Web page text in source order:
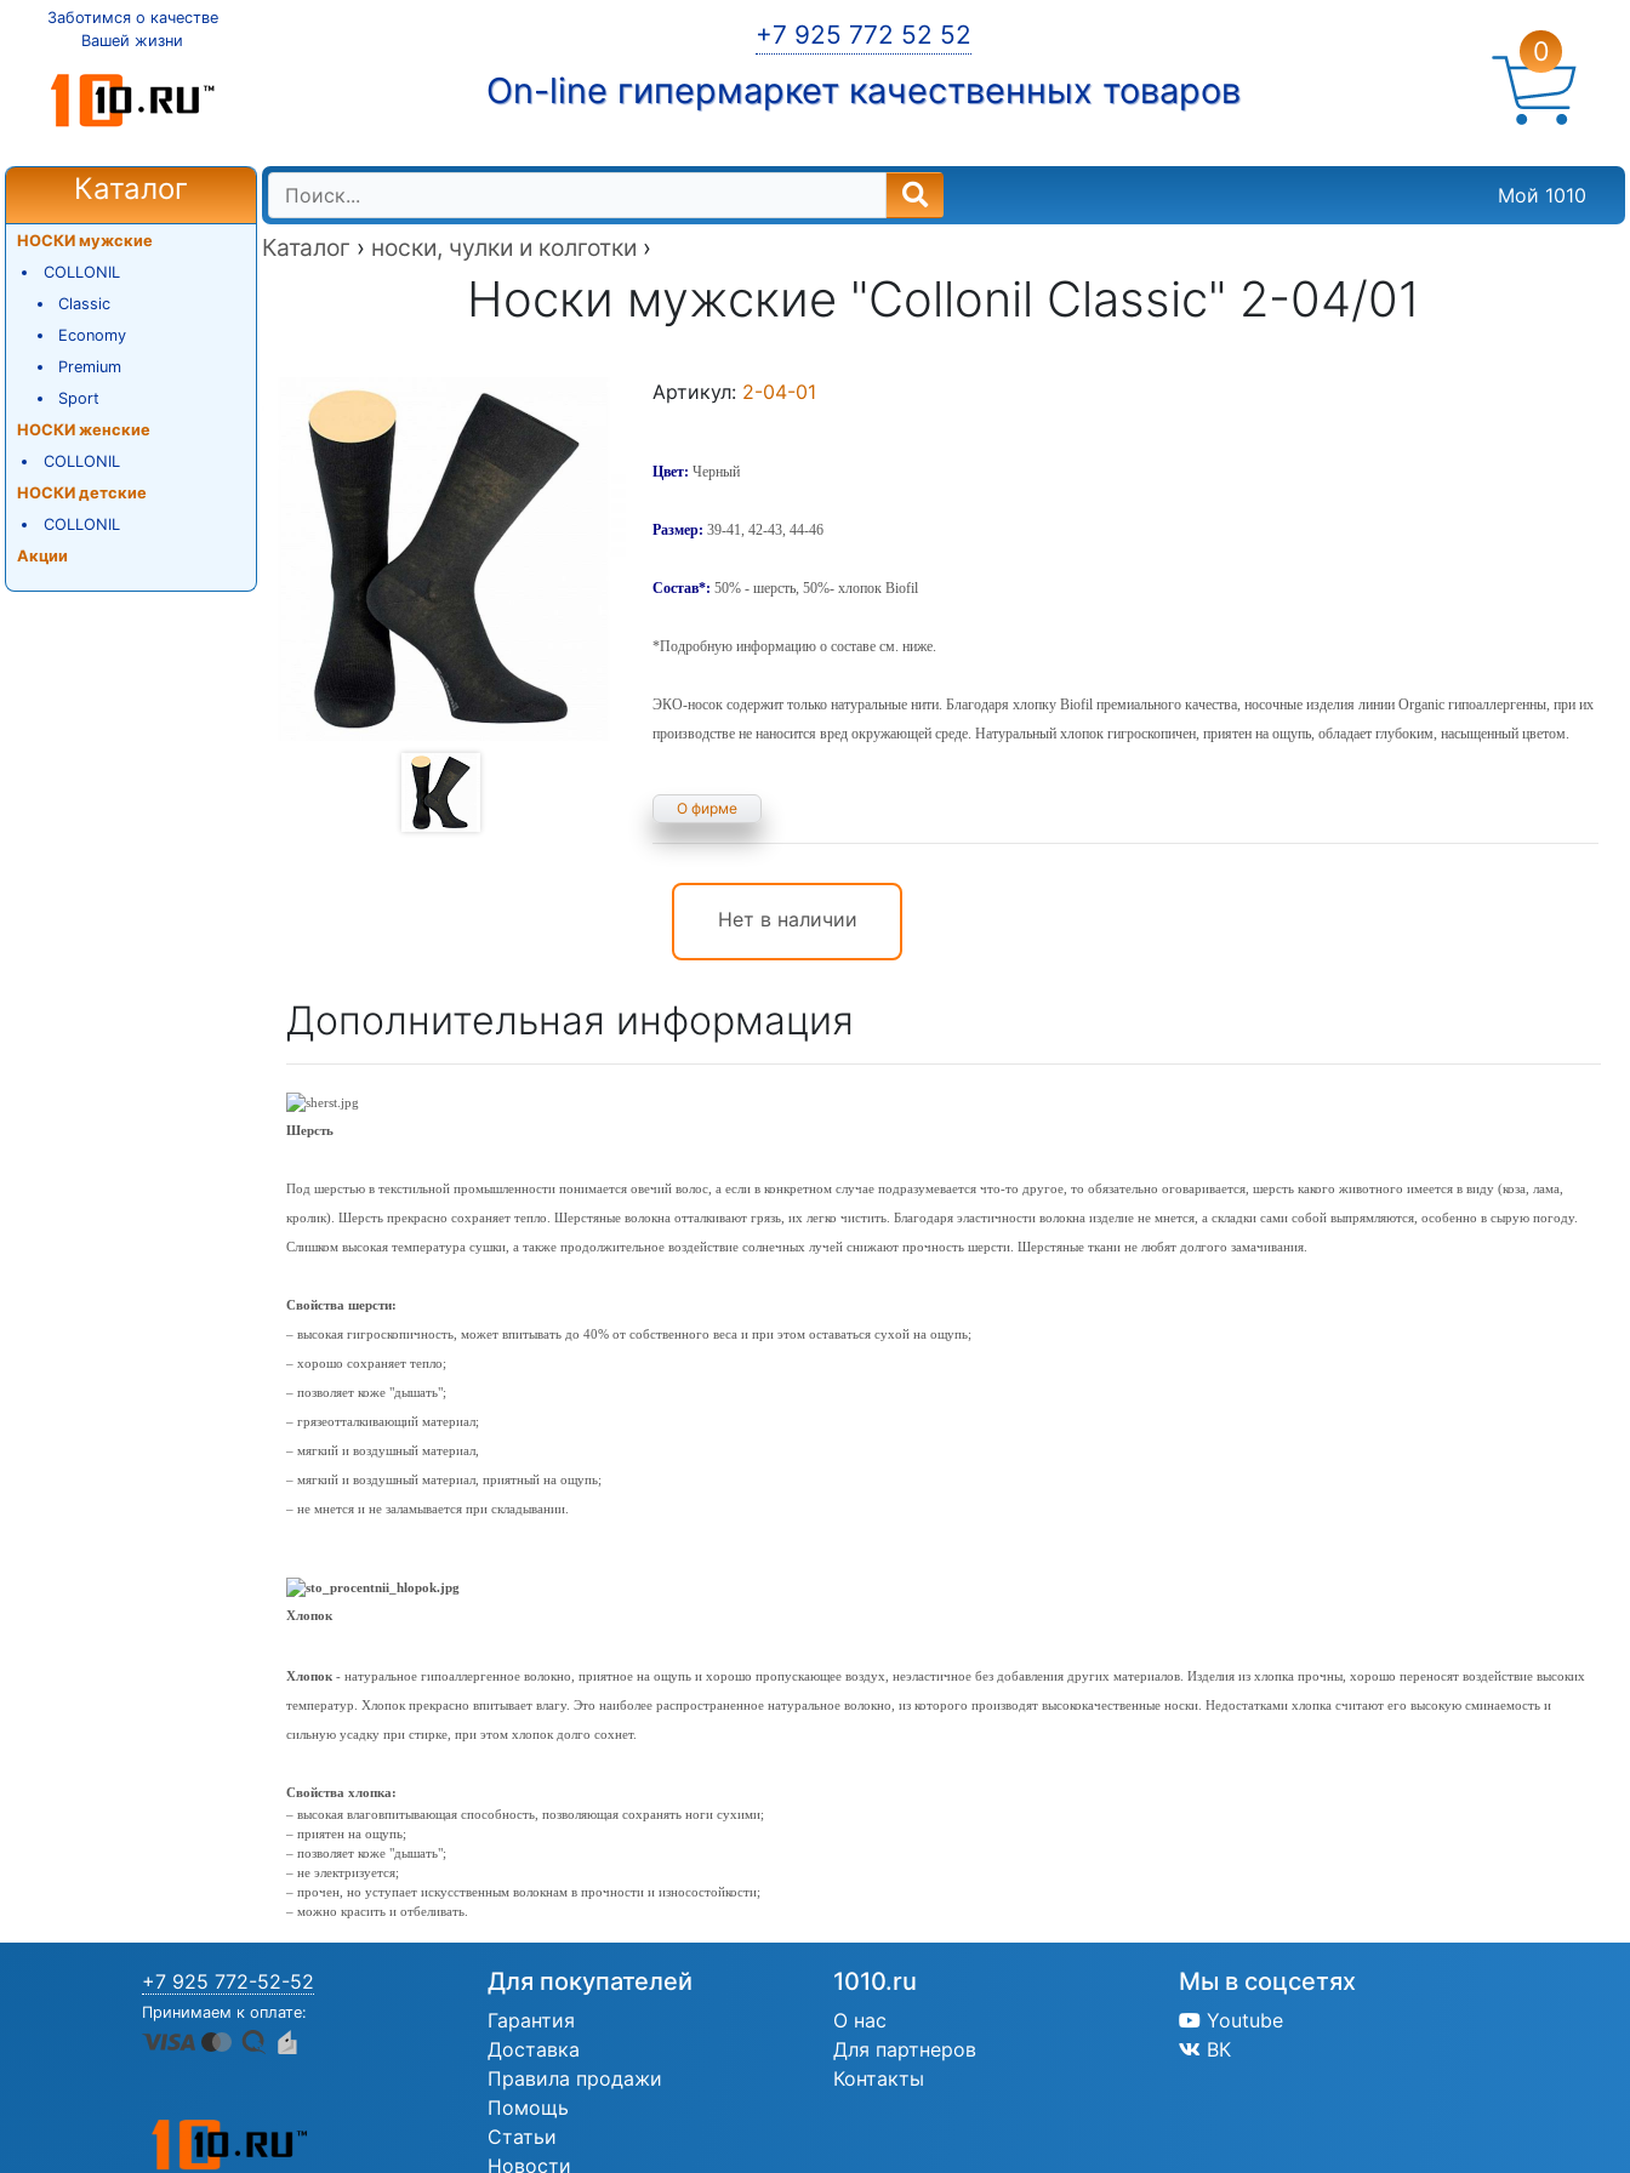
Заботимся о качестве
Вашей жизни
+7 925 772 52 52
On-line гипермаркет качественных товаров
0
Каталог
НОСКИ мужские
COLLONIL
Classic
Economy
Premium
Sport
НОСКИ женские
COLLONIL
НОСКИ детские
COLLONIL
Акции
Мой 1010
Каталог › носки, чулки и колготки ›
Носки мужские "Collonil Classic" 2-04/01
Артикул: 2-04-01
Цвет: Черный
Размер: 39-41, 42-43, 44-46
Состав*: 50% - шерсть, 50%- хлопок Biofil
*Подробную информацию о составе см. ниже.
ЭКО-носок содержит только натуральные нити. Благодаря хлопку Biofil премиального качества, носочные изделия линии Organic гипоаллергенны, при их
производстве не наносится вред окружающей среде. Натуральный хлопок гигроскопичен, приятен на ощупь, обладает глубоким, насыщенный цветом.
О фирме
Нет в наличии
Дополнительная информация
Шерсть
Под шерстью в текстильной промышленности понимается овечий волос, а если в конкретном случае подразумевается что-то другое, то обязательно оговаривается, шерсть какого животного имеется в виду (коза, лама,
кролик). Шерсть прекрасно сохраняет тепло. Шерстяные волокна отталкивают грязь, их легко чистить. Благодаря эластичности волокна изделие не мнется, а складки сами собой выпрямляются, особенно в сырую погоду.
Слишком высокая температура сушки, а также продолжительное воздействие солнечных лучей снижают прочность шерсти. Шерстяные ткани не любят долгого замачивания.
Свойства шерсти:
– высокая гигроскопичность, может впитывать до 40% от собственного веса и при этом оставаться сухой на ощупь;
– хорошо сохраняет тепло;
– позволяет коже "дышать";
– грязеотталкивающий материал;
– мягкий и воздушный материал,
– мягкий и воздушный материал, приятный на ощупь;
– не мнется и не заламывается при складывании.
Хлопок
Хлопок - натуральное гипоаллергенное волокно, приятное на ощупь и хорошо пропускающее воздух, неэластичное без добавления других материалов. Изделия из хлопка прочны, хорошо переносят воздействие высоких
температур. Хлопок прекрасно впитывает влагу. Это наиболее распространенное натуральное волокно, из которого производят высококачественные носки. Недостатками хлопка считают его высокую сминаемость и
сильную усадку при стирке, при этом хлопок долго сохнет.
Свойства хлопка:
– высокая влаговпитывающая способность, позволяющая сохранять ноги сухими;
– приятен на ощупь;
– позволяет коже "дышать";
– не электризуется;
– прочен, но уступает искусственным волокнам в прочности и износостойкости;
– можно красить и отбеливать.
+7 925 772-52-52
Принимаем к оплате:
Для покупателей
Гарантия
Доставка
Правила продажи
Помощь
Статьи
Новости
1010.ru
О нас
Для партнеров
Контакты
Мы в соцсетях
Youtube
ВК